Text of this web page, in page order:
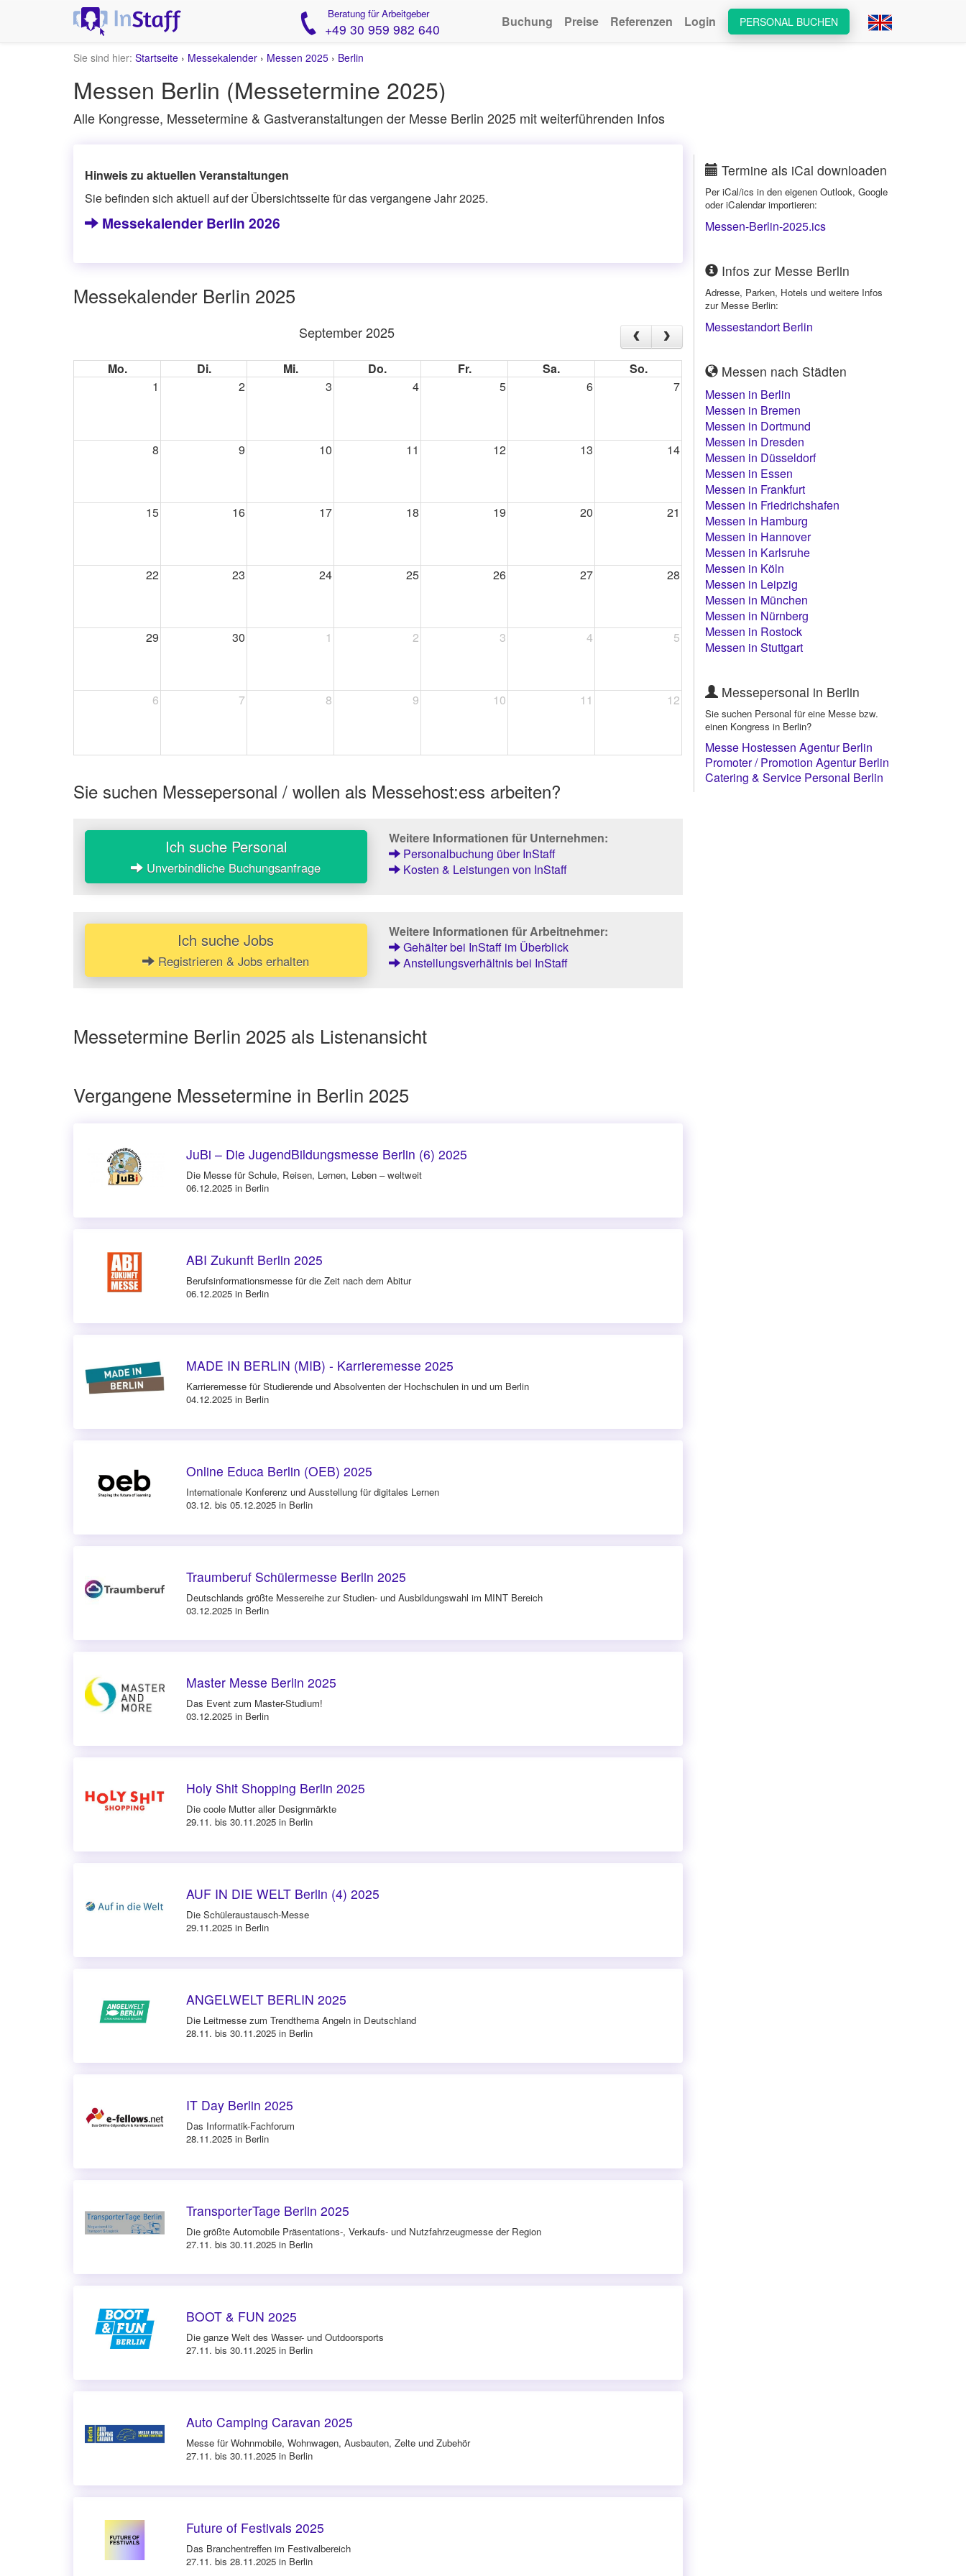
Beratung für Arbeitgeber
+49 30 959 982 640 PERSONAL BUCHEN
Buchung Preise Referenzen Login
Sie sind hier: Startseite › Messekalender › Messen 2025 › Berlin
Messen Berlin (Messetermine 2025)
Alle Kongresse, Messetermine & Gastveranstaltungen der Messe Berlin 2025 mit weiterführenden Infos
Hinweis zu aktuellen Veranstaltungen
Sie befinden sich aktuell auf der Übersichtsseite für das vergangene Jahr 2025.
Messekalender Berlin 2026
Messekalender Berlin 2025
September 2025
Mo. Di. Mi. Do. Fr. Sa.
So.
1
2 3 4 5 6 7
8 9 10 11 12 13 14
15 16 17 18 19 20 21
22 23 24 25 26 27 28
29 30 1 2 3 4 5
6 7 8 9 10 11 12
Sie suchen Messepersonal / wollen als Messehost:ess arbeiten?
Ich suche Personal
Unverbindliche Buchungsanfrage
Weitere Informationen für Unternehmen:
Personalbuchung über InStaff
Kosten & Leistungen von InStaff
Ich suche Jobs
Registrieren & Jobs erhalten
Weitere Informationen für Arbeitnehmer:
Gehälter bei InStaff im Überblick
Anstellungsverhältnis bei InStaff
Messetermine Berlin 2025 als Listenansicht
Vergangene Messetermine in Berlin 2025
JuBi – Die JugendBildungsmesse Berlin (6) 2025
Die Messe für Schule, Reisen, Lernen, Leben – weltweit
06.12.2025 in Berlin
ABI Zukunft Berlin 2025
Berufsinforma­tionsmesse für die Zeit nach dem Abitur
06.12.2025 in Berlin
MADE IN BERLIN (MIB) - Karrieremesse 2025
Karrieremesse für Studierende und Absolventen der Hochschulen in und um Berlin
04.12.2025 in Berlin
Online Educa Berlin (OEB) 2025
Internationale Konferenz und Ausstellung für digitales Lernen
03.12. bis 05.12.2025 in Berlin
Traumberuf Schülermesse Berlin 2025
Deutschlands größte Messereihe zur Studien- und Ausbildungswahl im MINT Bereich
03.12.2025 in Berlin
Master Messe Berlin 2025
Das Event zum Master-Studium!
03.12.2025 in Berlin
Holy Shit Shopping Berlin 2025
Die coole Mutter aller Designmärkte
29.11. bis 30.11.2025 in Berlin
AUF IN DIE WELT Berlin (4) 2025
Die Schüleraustausch-Messe
29.11.2025 in Berlin
ANGELWELT BERLIN 2025
Die Leitmesse zum Trendthema Angeln in Deutschland
28.11. bis 30.11.2025 in Berlin
IT Day Berlin 2025
Das Informatik-Fachforum
28.11.2025 in Berlin
TransporterTage Berlin 2025
Die größte Automobile Präsentations-, Verkaufs- und Nutzfahrzeugmesse der Region
27.11. bis 30.11.2025 in Berlin
BOOT & FUN 2025
Die ganze Welt des Wasser- und Outdoorsports
27.11. bis 30.11.2025 in Berlin
Auto Camping Caravan 2025
Messe für Wohnmobile, Wohnwagen, Ausbauten, Zelte und Zubehör
27.11. bis 30.11.2025 in Berlin
Future of Festivals 2025
Das Branchentreffen im Festivalbereich
27.11. bis 28.11.2025 in Berlin
Termine als iCal downloaden
Per iCal/ics in den eigenen Outlook, Google
oder iCalendar importieren:
Messen-Berlin-2025.ics
Infos zur Messe Berlin
Adresse, Parken, Hotels und weitere Infos
zur Messe Berlin:
Messestandort Berlin
Messen nach Städten
Messen in Berlin
Messen in Bremen
Messen in Dortmund
Messen in Dresden
Messen in Düsseldorf
Messen in Essen
Messen in Frankfurt
Messen in Friedrichshafen
Messen in Hamburg
Messen in Hannover
Messen in Karlsruhe
Messen in Köln
Messen in Leipzig
Messen in München
Messen in Nürnberg
Messen in Rostock
Messen in Stuttgart
Messepersonal in Berlin
Sie suchen Personal für eine Messe bzw.
einen Kongress in Berlin?
Messe Hostessen Agentur Berlin
Promoter / Promotion Agentur Berlin
Catering & Service Personal Berlin